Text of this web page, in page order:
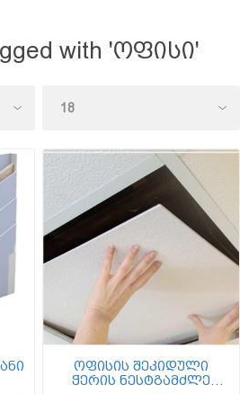
with 'ოფისი'
ოფისის შეკიდული
ჭერის ნესტგამძლე